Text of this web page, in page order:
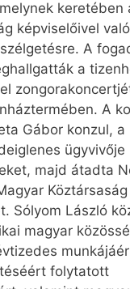
keretében
képviselőivel
A
a
A
Gábor konzul,
majd átadta
Sólyom László
magyar
folytatott